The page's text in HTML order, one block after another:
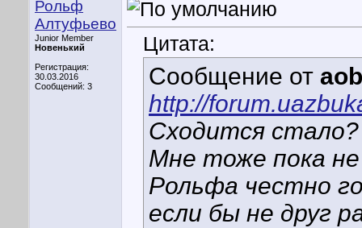
Рольф
Алтуфьево
Junior Member
Новенький
Регистрация:
30.03.2016
Сообщений: 3
Цитата:
Сообщение от
http://
Сходится стало?
Мне тоже пока
Рольфа честно
если бы не друг